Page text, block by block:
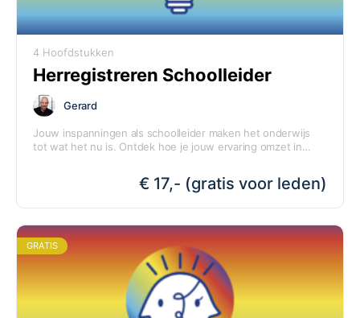
4 Hoofdstukken
Herregistreren Schoolleider
Gerard
Jouw inspanningen als schoolleider maken het onderwijs
tot wat het nu is. Ontdek hoe je jouw ervaring omzet in
Inclusief gratis adviesgesprek!€ 17,- (gratis voor leden)
GRATIS